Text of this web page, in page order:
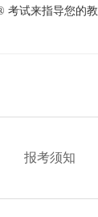
考试来指导您的
报考须知